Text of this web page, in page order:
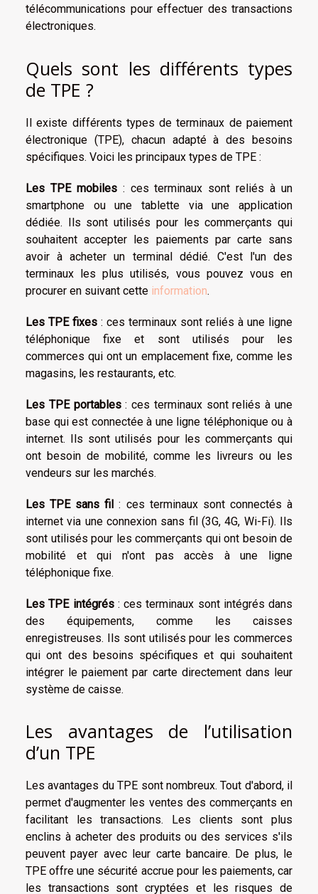
télécommunications pour effectuer des transactions
électroniques.
Quels sont les différents types
de TPE ?
Il existe différents types de terminaux de paiement
électronique (TPE), chacun adapté à des besoins
spécifiques. Voici les principaux types de TPE :
Les TPE mobiles: ces terminaux sont reliés à un
smartphone ou une tablette via une application
dédiée. Ils sont utilisés pour les commerçants qui
souhaitent accepter les paiements par carte sans
avoir à acheter un terminal dédié. C'est l'un des
terminaux les plus utilisés, vous pouvez vous en
procurer en suivant cette information.
Les TPE fixes : ces terminaux sont reliés à une ligne
téléphonique fixe et sont utilisés pour les
commerces qui ont un emplacement fixe, comme les
magasins, les restaurants, etc.
Les TPE portables: ces terminaux sont reliés à une
base qui est connectée à une ligne téléphonique ou à
internet. Ils sont utilisés pour les commerçants qui
ont besoin de mobilité, comme les livreurs ou les
vendeurs sur les marchés.
Les TPE sans fil : ces terminaux sont connectés à
internet via une connexion sans fil (3G, 4G, Wi-Fi). Ils
sont utilisés pour les commerçants qui ont besoin de
mobilité et qui n'ont pas accès à une ligne
téléphonique fixe.
Les TPE intégrés: ces terminaux sont intégrés dans
des équipements, comme les caisses
enregistreuses. Ils sont utilisés pour les commerces
qui ont des besoins spécifiques et qui souhaitent
intégrer le paiement par carte directement dans leur
système de caisse.
Les avantages de l’utilisation
d’un TPE
Les avantages du TPE sont nombreux. Tout d'abord, il
permet d'augmenter les ventes des commerçants en
facilitant les transactions. Les clients sont plus
enclins à acheter des produits ou des services s'ils
peuvent payer avec leur carte bancaire. De plus, le
TPE offre une sécurité accrue pour les paiements, car
les transactions sont cryptées et les risques de